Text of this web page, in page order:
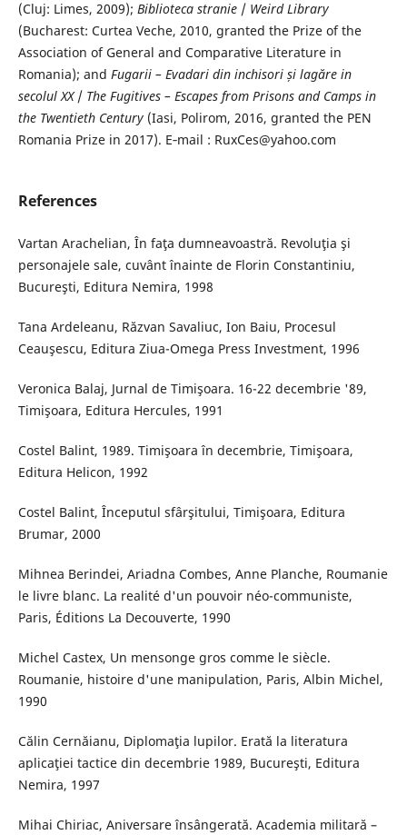
(Cluj: Limes, 2009); Biblioteca stranie/ Weird Library
(Bucharest: Curtea Veche, 2010, granted the Prize of the
Association of General and Comparative Literature in
Romania); and Fugarii – Evadari din inchisori și lagăre in
secolul XX/ The Fugitives – Escapes from Prisons and Camps in
the Twentieth Century (Iasi, Polirom, 2016, granted the PEN
Romania Prize in 2017). E‐mail : RuxCes@yahoo.com
References
Vartan Arachelian, În faţa dumneavoastră. Revoluţia şi
personajele sale, cuvânt înainte de Florin Constantiniu,
Bucureşti, Editura Nemira, 1998
Tana Ardeleanu, Răzvan Savaliuc, Ion Baiu, Procesul
Ceauşescu, Editura Ziua-Omega Press Investment, 1996
Veronica Balaj, Jurnal de Timişoara. 16-22 decembrie '89,
Timişoara, Editura Hercules, 1991
Costel Balint, 1989. Timişoara în decembrie, Timişoara,
Editura Helicon, 1992
Costel Balint, Începutul sfârşitului, Timişoara, Editura
Brumar, 2000
Mihnea Berindei, Ariadna Combes, Anne Planche, Roumanie
le livre blanc. La realité d'un pouvoir néo-communiste,
Paris, Éditions La Decouverte, 1990
Michel Castex, Un mensonge gros comme le siècle.
Roumanie, histoire d'une manipulation, Paris, Albin Michel,
1990
Călin Cernăianu, Diplomaţia lupilor. Erată la literatura
aplicaţiei tactice din decembrie 1989, Bucureşti, Editura
Nemira, 1997
Mihai Chiriac, Aniversare însângerată. Academia militară –